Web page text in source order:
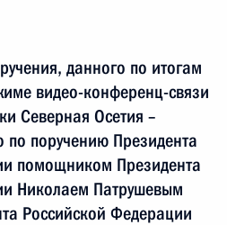
данного по итогам
видео-конференц-связи
Северная Осетия –
по поручению Президента
помощником Президента
Николаем Патрушевым
Российской Федерации